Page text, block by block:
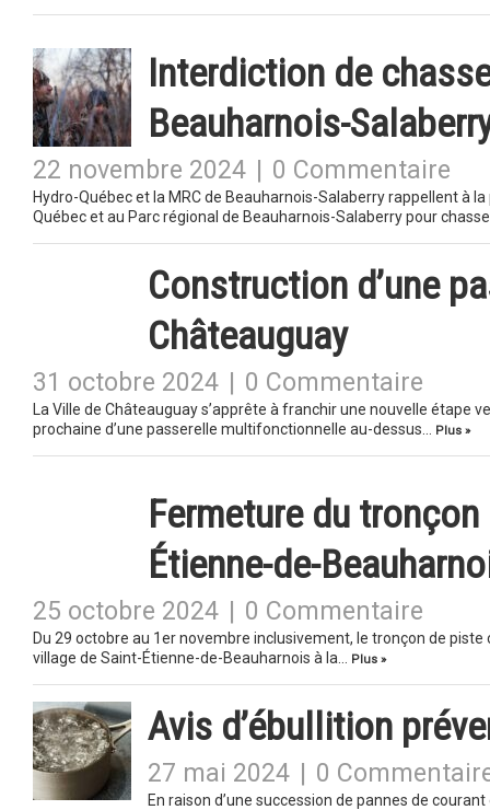
Interdiction de
Beauharnois-
22 novembre 2024 0 Commentaire
Hydro-Québec et la MRC de Beauharnois-Salaberry rappellent à
Québec et au Parc régional de Beauharnois-Salaberry pour
Construction d’une
Châteauguay
31 octobre 2024 0 Commentaire
La Ville de Châteauguay s’apprête à franchir une nouvelle étape
prochaine d’une passerelle multifonctionnelle au-dessus…
Plus »
Fermeture du
Étienne-de-
25 octobre 2024 0 Commentaire
Du 29 octobre au 1er novembre inclusivement, le tronçon de
village de Saint-Étienne-de-Beauharnois à la…
Plus »
Avis d’ébullition
27 mai 2024 0
En raison d’une succession de pannes de